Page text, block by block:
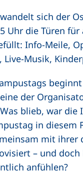
sich der
Uhr die Türen
Info-Meile,
Live-Musik,
der
blieb, war
in
mit
– und
anfühlen?